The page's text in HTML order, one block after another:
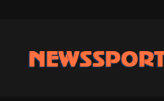
всё-таки победил...